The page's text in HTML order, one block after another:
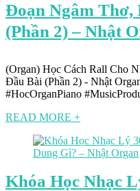
Đoạn Ngâm Thơ,
(Phần 2) – Nhật
(Organ) Học Cách Rall Cho
Đầu Bài (Phần 2) - Nhật
#HocOrganPiano
READ MORE +
Khóa Học Nhạc